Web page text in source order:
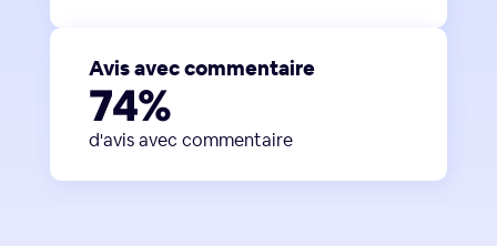
Avis avec commentaire
74%
d'avis avec commentaire